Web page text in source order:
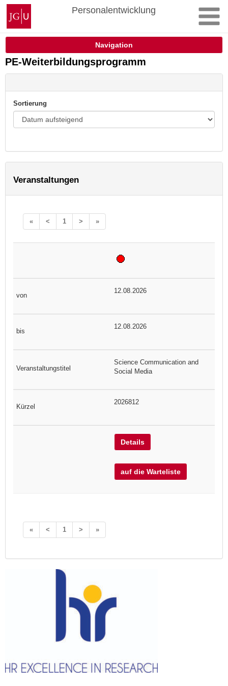
Zum
Inhalt
springen
Johannes
Gutenberg-
Universität
Personalentwicklung
Navigation
PE-Weiterbildungsprogramm
Sortierung
Veranstaltungen
« < 1 > »
12.08.2026
12.08.2026
Science Communication and
Social Media
2026812
Details
auf die Warteliste
« < 1 > »